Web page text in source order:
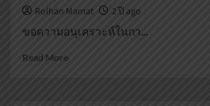
Roihan Mamat
2 ปี ago
ขอความอนุเคราะห์ในกา...
Read MoreRead